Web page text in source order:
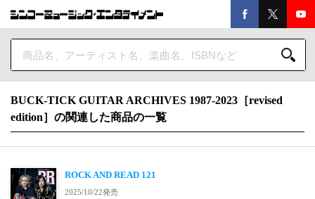
BUCK-TICK GUITAR ARCHIVES 1987-2023［revised
edition］の関連した商品の一覧
ROCK AND READ 121
2025/10/22発売